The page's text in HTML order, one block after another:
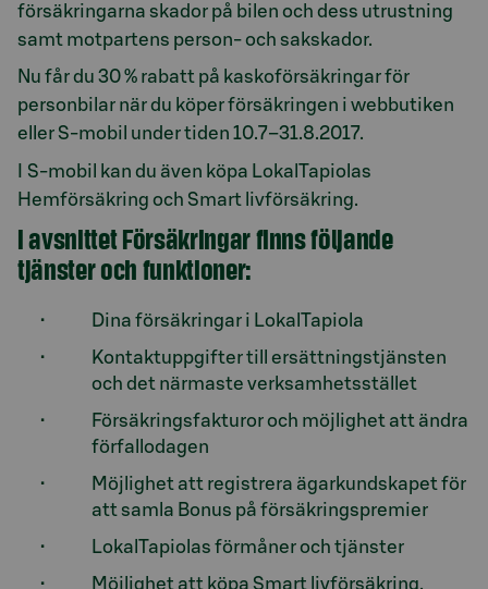
försäkringarna skador på bilen och dess utrustning
samt motpartens person- och sakskador.
Nu får du 30 % rabatt på kaskoförsäkringar för
personbilar när du köper försäkringen i webbutiken
eller S-mobil under tiden 10.7–31.8.2017.
I S-mobil kan du även köpa LokalTapiolas
Hemförsäkring och Smart livförsäkring.
I avsnittet Försäkringar finns följande
tjänster och funktioner:
Dina försäkringar i LokalTapiola
Kontaktuppgifter till ersättningstjänsten
och det närmaste verksamhetsstället
Försäkringsfakturor och möjlighet att ändra
förfallodagen
Möjlighet att registrera ägarkundskapet för
att samla Bonus på försäkringspremier
LokalTapiolas förmåner och tjänster
Möjlighet att köpa Smart livförsäkring,